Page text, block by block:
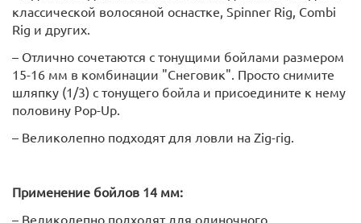
классической волосяной оснастке, Spinner Rig, Combi
Rig и других.
– Отлично сочетаются с тонущими бойлами размером
15-16 мм в комбинации "Снеговик". Просто снимите
шляпку (1/3) с тонущего бойла и присоедините к нему
половину Pop-Up.
– Великолепно подходят для ловли на Zig-rig.
Применение бойлов 14 мм:
– Великолепно подходят для одиночного